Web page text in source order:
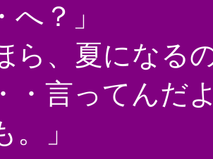
へ？」
ら、夏になる
・言ってんだ
」